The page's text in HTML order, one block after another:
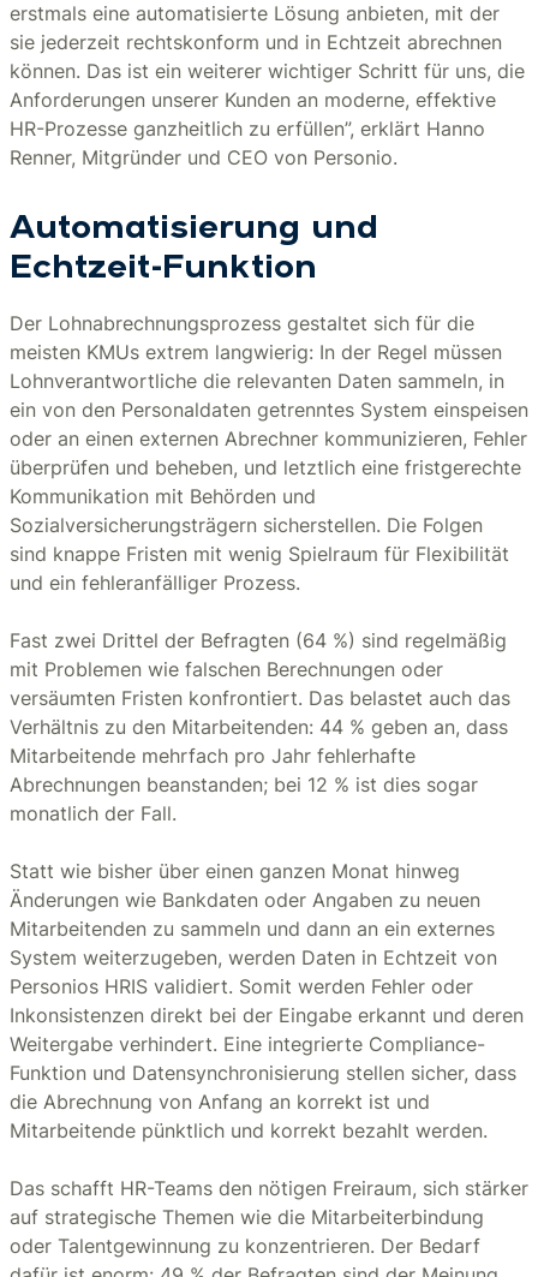
erstmals eine automatisierte Lösung anbieten, mit der
sie jederzeit rechtskonform und in Echtzeit abrechnen
können. Das ist ein weiterer wichtiger Schritt für uns, die
Anforderungen unserer Kunden an moderne, effektive
HR-Prozesse ganzheitlich zu erfüllen”, erklärt Hanno
Renner, Mitgründer und CEO von Personio.
Automatisierung und
Echtzeit-Funktion
Der Lohnabrechnungsprozess gestaltet sich für die
meisten KMUs extrem langwierig: In der Regel müssen
Lohnverantwortliche die relevanten Daten sammeln, in
ein von den Personaldaten getrenntes System einspeisen
oder an einen externen Abrechner kommunizieren, Fehler
überprüfen und beheben, und letztlich eine fristgerechte
Kommunikation mit Behörden und
Sozialversicherungsträgern sicherstellen. Die Folgen
sind knappe Fristen mit wenig Spielraum für Flexibilität
und ein fehleranfälliger Prozess.
Fast zwei Drittel der Befragten (64 %) sind regelmäßig
mit Problemen wie falschen Berechnungen oder
versäumten Fristen konfrontiert. Das belastet auch das
Verhältnis zu den Mitarbeitenden: 44 % geben an, dass
Mitarbeitende mehrfach pro Jahr fehlerhafte
Abrechnungen beanstanden; bei 12 % ist dies sogar
monatlich der Fall.
Statt wie bisher über einen ganzen Monat hinweg
Änderungen wie Bankdaten oder Angaben zu neuen
Mitarbeitenden zu sammeln und dann an ein externes
System weiterzugeben, werden Daten in Echtzeit von
Personios HRIS validiert. Somit werden Fehler oder
Inkonsistenzen direkt bei der Eingabe erkannt und deren
Weitergabe verhindert. Eine integrierte Compliance-
Funktion und Datensynchronisierung stellen sicher, dass
die Abrechnung von Anfang an korrekt ist und
Mitarbeitende pünktlich und korrekt bezahlt werden.
Das schafft HR-Teams den nötigen Freiraum, sich stärker
auf strategische Themen wie die Mitarbeiterbindung
oder Talentgewinnung zu konzentrieren. Der Bedarf